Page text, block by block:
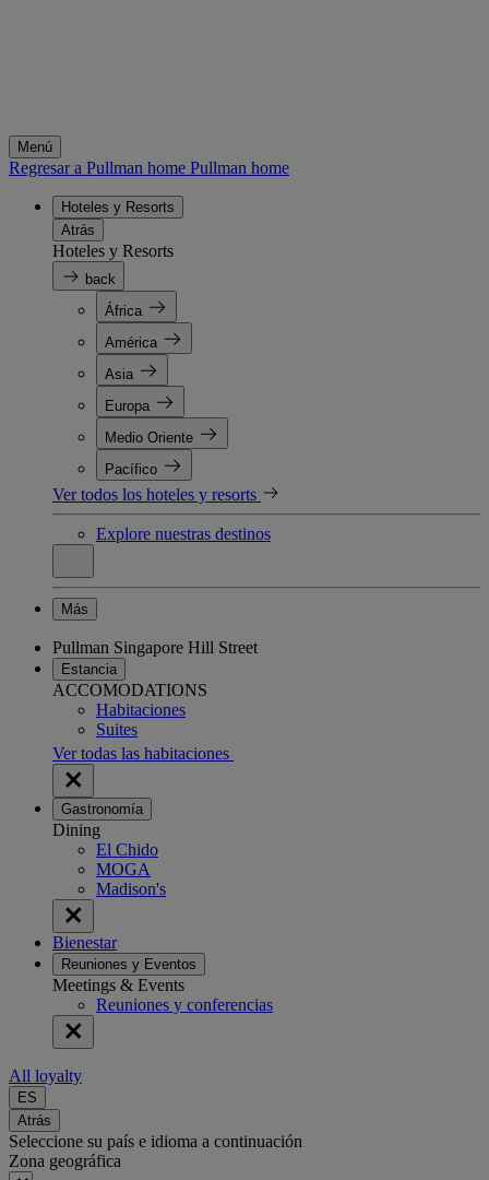
Menú
Regresar a Pullman home Pullman home
Hoteles y Resorts
Atrás
Hoteles y Resorts
back
África
América
Asia
Europa
Medio Oriente
Pacífico
Ver todos los hoteles y resorts
Explore nuestras destinos
Más
Pullman Singapore Hill Street
Estancia
ACCOMODATIONS
Habitaciones
Suites
Ver todas las habitaciones
Gastronomía
Dining
El Chido
MOGA
Madison's
Bienestar
Reuniones y Eventos
Meetings & Events
Reuniones y conferencias
All loyalty
ES
Atrás
Seleccione su país e idioma a continuación
Zona geográfica